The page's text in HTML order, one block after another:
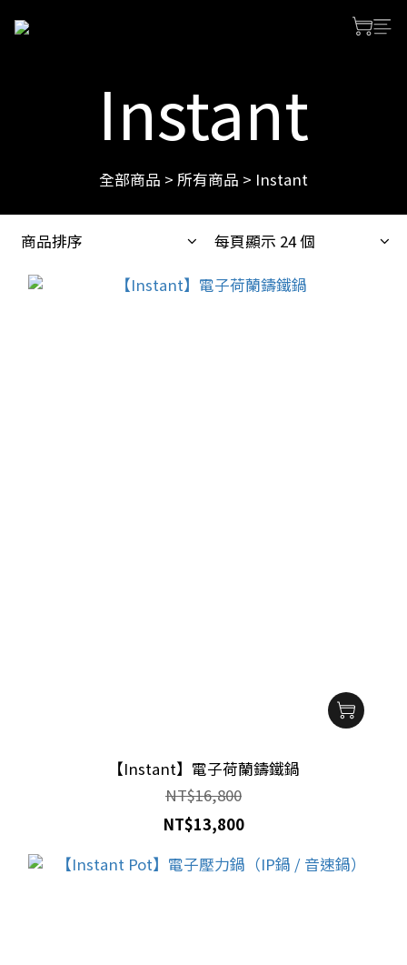
Instant
全部商品 > 所有商品 > Instant
商品排序 每頁顯示 24 個
【Instant】電子荷蘭鑄鐵鍋
NT$16,800
NT$13,800